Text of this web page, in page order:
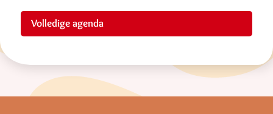
Volledige agenda